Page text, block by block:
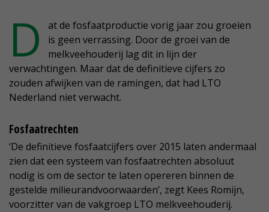
D
at de fosfaatproductie vorig jaar zou groeien
is geen verrassing. Door de groei van de
melkveehouderij lag dit in lijn der
verwachtingen. Maar dat de definitieve cijfers zo
zouden afwijken van de ramingen, dat had LTO
Nederland niet verwacht.
Fosfaatrechten
‘De definitieve fosfaatcijfers over 2015 laten andermaal
zien dat een systeem van fosfaatrechten absoluut
nodig is om de sector te laten opereren binnen de
gestelde milieurandvoorwaarden’, zegt Kees Romijn,
voorzitter van de vakgroep LTO melkveehouderij.